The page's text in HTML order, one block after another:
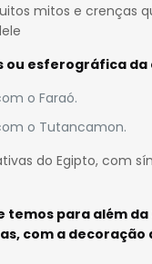
mitos e crenças
ou esferográfica da
o Faraó.
o Tutancamon.
do Egipto, com
temos para além da
com a decoração